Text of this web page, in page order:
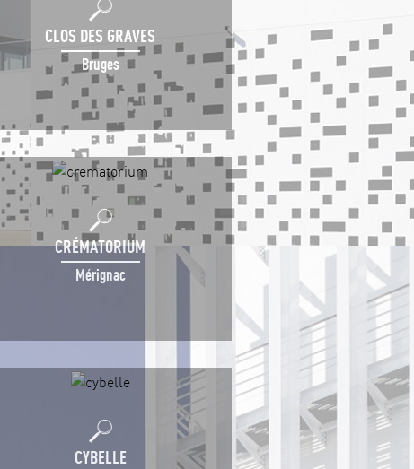
CLOS DES GRAVES
Bruges
CRÉMATORIUM
Mérignac
CYBELLE